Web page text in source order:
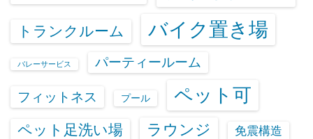
トランクルーム バイク置き場
バレーサービス パーティールーム
フィットネス プール ペット可
ペット足洗い場 ラウンジ 免震構造